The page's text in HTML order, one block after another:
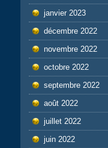
janvier 2023
décembre 2022
novembre 2022
octobre 2022
septembre 2022
août 2022
juillet 2022
juin 2022